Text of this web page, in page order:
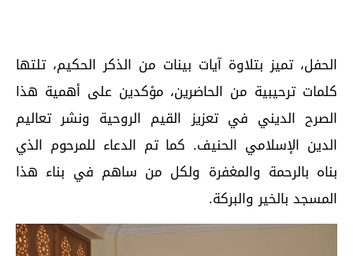
الحفل، تميز بتلاوة آيات بينات من الذكر الحكيم، تلتها
كلمات ترحيبية من الحاضرين، مؤكدين على أهمية هذا
الصرح الديني في تعزيز القيم الروحية ونشر تعاليم
الدين الإسلامي الحنيف. كما تم الدعاء للمرحوم الذي
بناه بالرحمة والمغفرة ولكل من ساهم في بناء هذا
المسجد بالخير والبركة.